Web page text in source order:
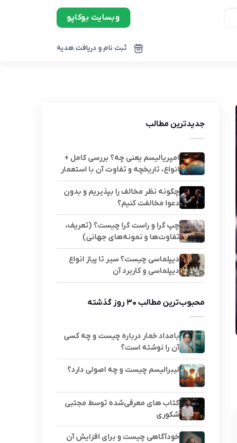
وبسایت بوکاپو
ثبت نام و دریافت هدیه
جدیدترین مطالب
امپریالیسم یعنی چه؟ بررسی کامل +
انواع، تاریخچه و تفاوت آن با استعمار
چگونه نظر مخالف را بپذیریم و بدون
دعوا مخالفت کنیم؟
چپ گرا و راست گرا چیست؟ (تعریف،
تفاوت‌ها و نمونه‌های جهانی)
دیپلماسی چیست؟ سیر تا پیاز انواع
دیپلماسی و کاربرد آن
محبوب‌ترین مطالب ۳۰ روز گذشته
بامداد خمار درباره چیست و چه کسی
آن را نوشته است؟
لیبرالیسم چیست و چه اصولی دارد؟
کتاب های معرفی‌شده توسط مجتبی
شکوری
خودآگاهی چیست و برای افزایش آن